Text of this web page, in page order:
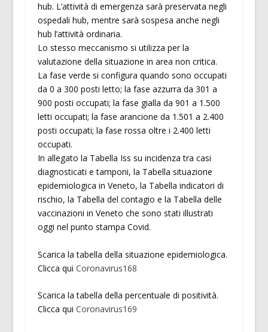
hub. L’attività di emergenza sarà preservata negli
ospedali hub, mentre sarà sospesa anche negli
hub l’attività ordinaria.
Lo stesso meccanismo si utilizza per la
valutazione della situazione in area non critica.
La fase verde si configura quando sono occupati
da 0 a 300 posti letto; la fase azzurra da 301 a
900 posti occupati; la fase gialla da 901 a 1.500
letti occupati; la fase arancione da 1.501 a 2.400
posti occupati; la fase rossa oltre i 2.400 letti
occupati.
In allegato la Tabella Iss su incidenza tra casi
diagnosticati e tamponi, la Tabella situazione
epidemiologica in Veneto, la Tabella indicatori di
rischio, la Tabella del contagio e la Tabella delle
vaccinazioni in Veneto che sono stati illustrati
oggi nel punto stampa Covid.
Scarica la tabella della situazione epidemiologica.
Clicca qui Coronavirus168
Scarica la tabella della percentuale di positività.
Clicca qui Coronavirus169